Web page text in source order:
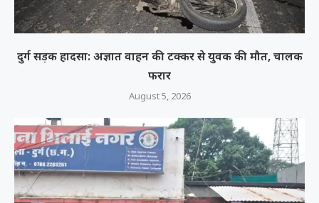
दुर्ग सड़क हादसा: अज्ञात वाहन की टक्कर से युवक की मौत, चालक
फरार
August 5, 2026